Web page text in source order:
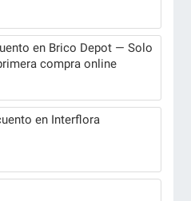
en Brico Depot — Solo
compra online
en Interflora